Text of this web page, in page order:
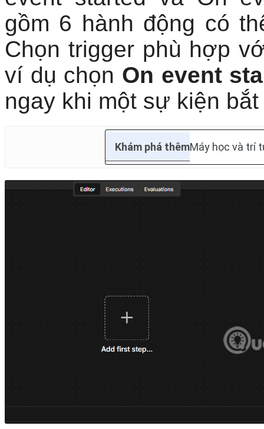
gồm 6 hành động có
Chọn trigger phù hợp
ví dụ chọn On event
ngay khi một sự kiện
Khám phá thêmMáy học và trí